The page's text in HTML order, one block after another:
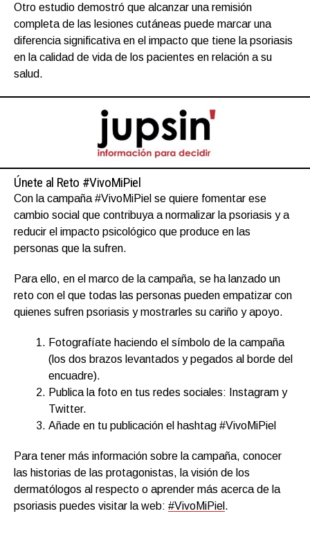
Otro estudio demostró que alcanzar una remisión
completa de las lesiones cutáneas puede marcar una
diferencia significativa en el impacto que tiene la psoriasis
en la calidad de vida de los pacientes en relación a su
salud.
Únete al Reto #VivoMiPiel
Con la campaña #VivoMiPiel se quiere fomentar ese
cambio social que contribuya a normalizar la psoriasis y a
reducir el impacto psicológico que produce en las
personas que la sufren.
Para ello, en el marco de la campaña, se ha lanzado un
reto con el que todas las personas pueden empatizar con
quienes sufren psoriasis y mostrarles su cariño y apoyo.
Fotografíate haciendo el símbolo de la campaña
(los dos brazos levantados y pegados al borde del
encuadre).
Publica la foto en tus redes sociales: Instagram y
Twitter.
Añade en tu publicación el hashtag #VivoMiPiel
Para tener más información sobre la campaña, conocer
las historias de las protagonistas, la visión de los
dermatólogos al respecto o aprender más acerca de la
psoriasis puedes visitar la web: #VivoMiPiel .